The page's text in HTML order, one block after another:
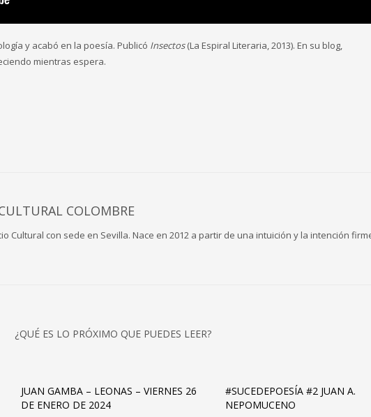
y acabó en la poesía. Publicó Insectos(La Espiral Literaria, 2013). En su blog,
mientras espera.
COLOMBRE
Cultural con sede en Sevilla. Nace en 2012 a partir de una intuición y la intención
¿QUÉ ES LO PRÓXIMO QUE PUEDES LEER?
JUAN GAMBA – LEONAS – VIERNES 26
DE ENERO DE 2024
#SUCEDEPOESÍA #2 JUAN A.
NEPOMUCENO